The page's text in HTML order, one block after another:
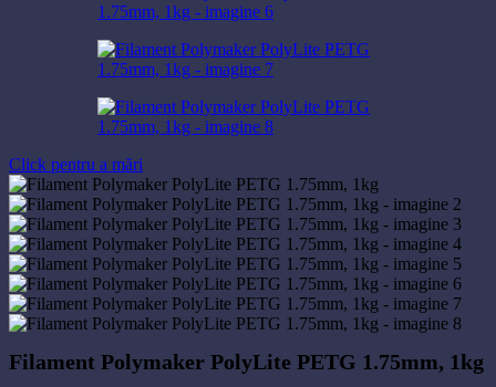
Click pentru a mări
Filament Polymaker PolyLite PETG 1.75mm, 1kg